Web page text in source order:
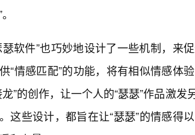
瑟软件”也巧妙地设计了一些机制，来
“情感匹配”的功能，将有相似情感体
龙”的创作，让一个人的“瑟瑟”作品激
这些设计，都旨在让“瑟瑟”的情感得